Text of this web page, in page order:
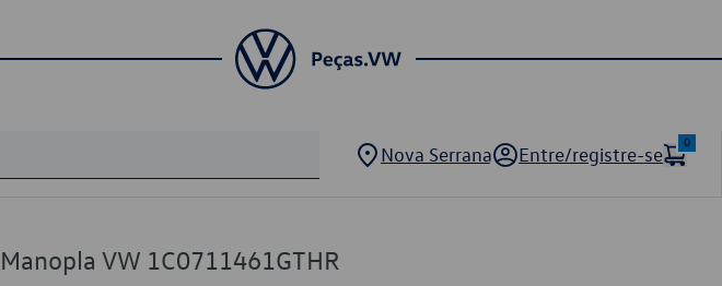
Nova Serrana Entre/registre-se
0
Manopla VW 1C0711461GTHR